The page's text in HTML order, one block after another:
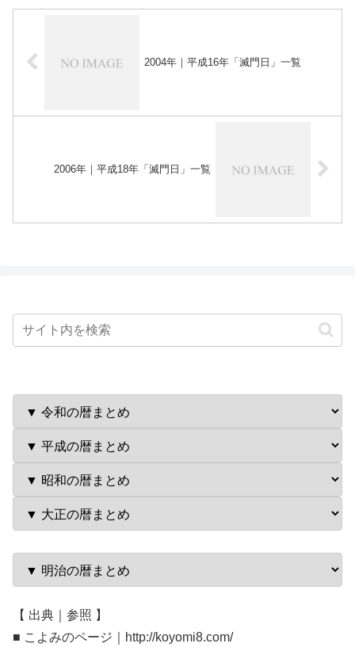
2004年｜平成16年「滅門日」一覧
2006年｜平成18年「滅門日」一覧
【 出典｜参照 】
■ こよみのページ｜http://koyomi8.com/